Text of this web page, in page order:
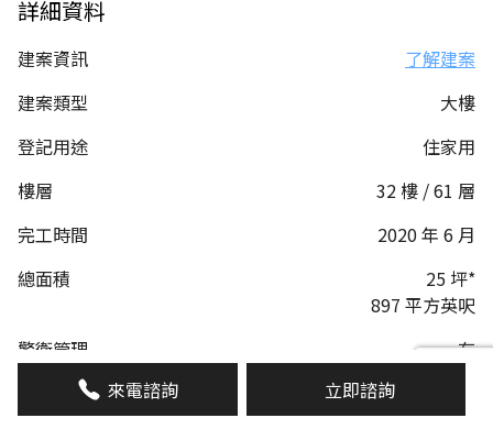
詳細資料
建案資訊
了解建案
建案類型
大樓
登記用途
住家用
樓層
32 樓 / 61 層
完工時間
2020 年 6 月
總面積
25 坪*
897 平方英呎
警衛管理
有
來電諮詢 立即諮詢